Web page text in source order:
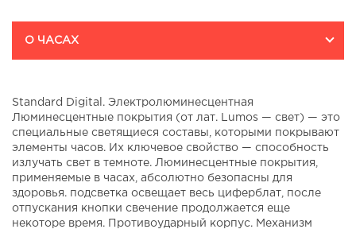
О ЧАСАХ
Standard Digital. Электролюминесцентная
Люминесцентные покрытия (от лат. Lumos — свет) — это
специальные светящиеся составы, которыми покрывают
элементы часов. Их ключевое свойство — способность
излучать свет в темноте. Люминесцентные покрытия,
применяемые в часах, абсолютно безопасны для
здоровья. подсветка освещает весь циферблат, после
отпускания кнопки свечение продолжается еще
некоторе время. Противоударный корпус. Механизм